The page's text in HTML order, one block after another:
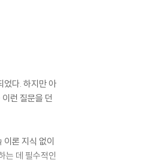
었다. 하지만 아
런 질문을 던
이론 지식 없이
는 데 필수적인